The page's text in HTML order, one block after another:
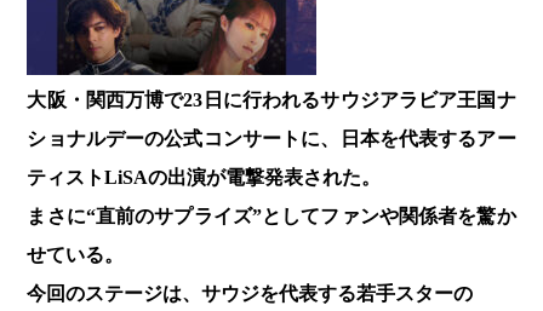
大阪・関西万博で23日に行われるサウジアラビア王国ナ
ショナルデーの公式コンサートに、日本を代表するアー
ティストLiSAの出演が電撃発表された。
まさに“直前のサプライズ”としてファンや関係者を驚か
せている。
今回のステージは、サウジを代表する若手スターの